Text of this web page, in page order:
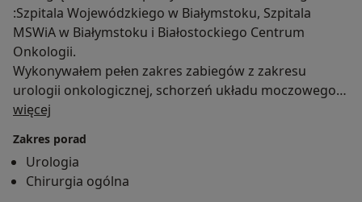
:Szpitala Wojewódzkiego w Białymstoku, Szpitala
MSWiA w Białymstoku i Białostockiego Centrum
Onkologii.
Wykonywałem pełen zakres zabiegów z zakresu
urologii onkologicznej, schorzeń układu moczowego i
płciowego(zabiegi typu otwartego, endoskopowe i
więcej
Zakres porad
Urologia
Chirurgia ogólna